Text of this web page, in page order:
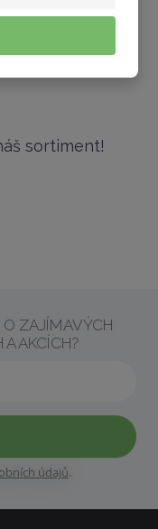
sortiment!
ZAJÍMAVÝCH
AKCÍCH?
údajů.